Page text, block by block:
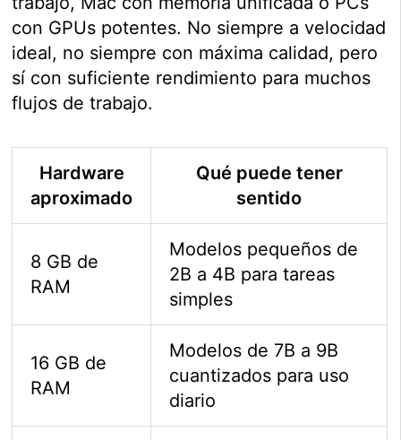
con GPUs potentes. No siempre a velocidad
ideal, no siempre con máxima calidad, pero
sí con suficiente rendimiento para muchos
flujos de trabajo.
Hardware
aproximado
Qué puede tener
sentido
8 GB de
RAM
Modelos pequeños de
2B a 4B para tareas
simples
16 GB de
RAM
Modelos de 7B a 9B
cuantizados para uso
diario